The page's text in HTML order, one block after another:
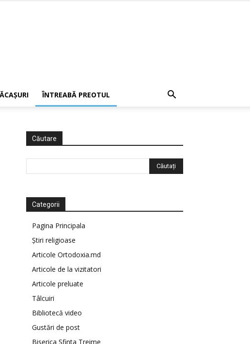
ÎNTREABĂ PREOTUL
Căutare
Categorii
Pagina Principala
Știri religioase
Articole Ortodoxia.md
Articole de la vizitatori
Articole preluate
Tâlcuiri
Bibliotecă video
Gustări de post
Biserica Sfinta Treime